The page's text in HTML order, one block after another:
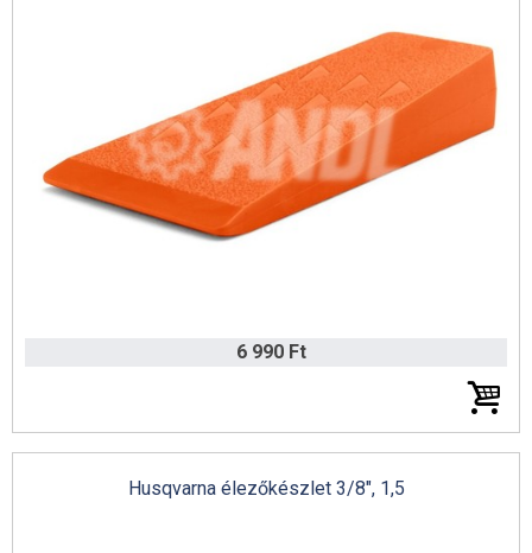
6 990 Ft
Husqvarna élezőkészlet 3/8", 1,5